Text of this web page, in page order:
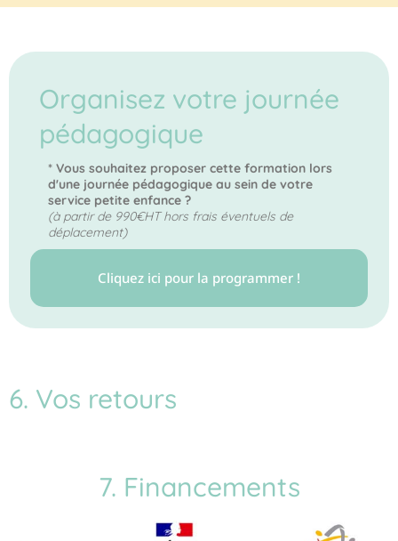
Organisez votre journée
pédagogique
* Vous souhaitez proposer cette formation lors
d'une journée pédagogique au sein de votre
service petite enfance ?
(à partir de 990€HT hors frais éventuels de
déplacement)
Cliquez ici pour la programmer !
6. Vos retours
7. Financements